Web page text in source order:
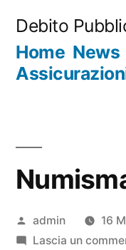
contenuto
Debito
Home News
Pubblicato
da
admin
16
Lascia un